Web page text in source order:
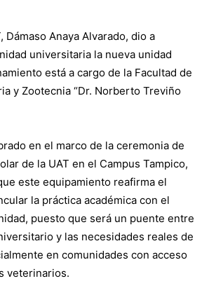
Dámaso Anaya Alvarado, dio a
universitaria la nueva unidad
está a cargo de la Facultad de
y Zootecnia “Dr. Norberto Treviño
en el marco de la ceremonia de
de la UAT en el Campus Tampico,
este equipamiento reafirma el
la práctica académica con el
puesto que será un puente entre
y las necesidades reales de
en comunidades con acceso
veterinarios.